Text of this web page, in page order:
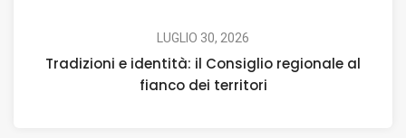
LUGLIO 30, 2026
Tradizioni e identità: il Consiglio regionale al
fianco dei territori